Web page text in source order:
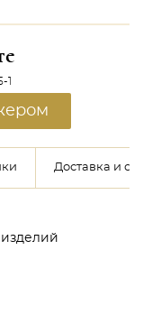
1
Доставка и
изделий